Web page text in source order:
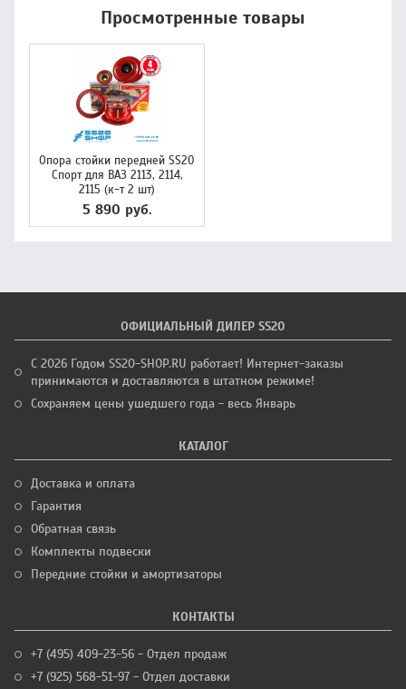
Просмотренные товары
Опора стойки передней SS20
Спорт для ВАЗ 2113, 2114,
2115 (к-т 2 шт)
5 890 руб.
ОФИЦИАЛЬНЫЙ ДИЛЕР SS20
С 2026 Годом SS20-SHOP.RU работает! Интернет-заказы
принимаются и доставляются в штатном режиме!
Сохраняем цены ушедшего года - весь Январь
КАТАЛОГ
Доставка и оплата
Гарантия
Обратная связь
Комплекты подвески
Передние стойки и амортизаторы
КОНТАКТЫ
+7 (495) 409-23-56 - Отдел продаж
+7 (925) 568-51-97 - Отдел доставки